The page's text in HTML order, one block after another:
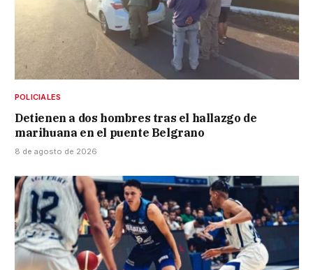
POLICIALES
Detienen a dos hombres tras el hallazgo de
marihuana en el puente Belgrano
8 de agosto de 2026